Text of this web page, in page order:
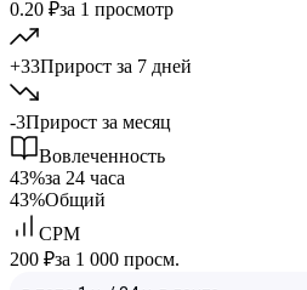
0.20 ₽за 1 просмотр
+33Прирост за 7 дней
-3Прирост за месяц
Вовлеченность
43%за 24 часа
43%Общий
CPM
200 ₽за 1 000 просм.